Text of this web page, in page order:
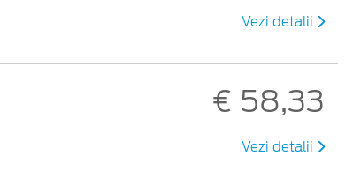
Vezi detalii
€ 58,33
Vezi detalii